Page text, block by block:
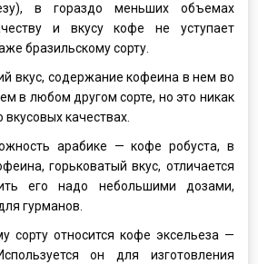
в гораздо меньших объемах
и вкусу кофе не уступает
бразильскому сорту.
вкус, содержание кофеина в нем во
в любом другом сорте, но это никак
качествах.
арабике — кофе робуста, в
горьковатый вкус, отличается
его надо небольшими дозами,
гурманов.
сорту относится кофе эксельеза —
он для изготовления